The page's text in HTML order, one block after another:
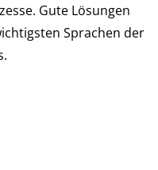
Gute Lösungen
Sprachen der